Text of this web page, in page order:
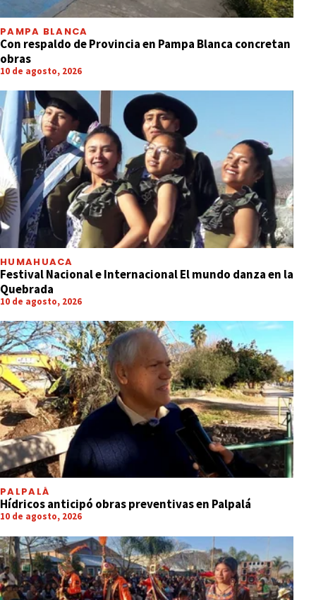
PAMPA BLANCA
Con respaldo de Provincia en Pampa Blanca concretan
obras
10 de agosto, 2026
HUMAHUACA
Festival Nacional e Internacional El mundo danza en la
Quebrada
10 de agosto, 2026
PALPALÁ
Hídricos anticipó obras preventivas en Palpalá
10 de agosto, 2026